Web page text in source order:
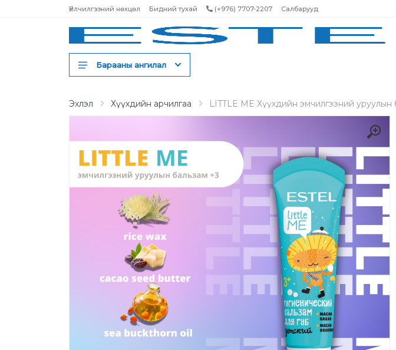
Үйлчилгээний нөхцөл Бидний тухай (+976) 7707-2207 Салбарууд
Тэжээлийн маск
Үсний тосон серум
Үсний спрей
Үсний тоник
Үсний будаг
Үсний хөөс
Үсний гель
Барааны ангилал
Эхлэл Хүүхдийн арчилгаа LITTLE ME Хүүхдийн эмчилгээний уруулын